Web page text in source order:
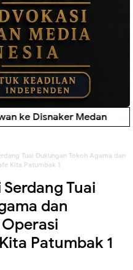
ke Disnaker Medan New!
Tuai Dukungan Tokoh Agama dan
Kita Patumbak 1
Tuai
dan
Patumbak 1